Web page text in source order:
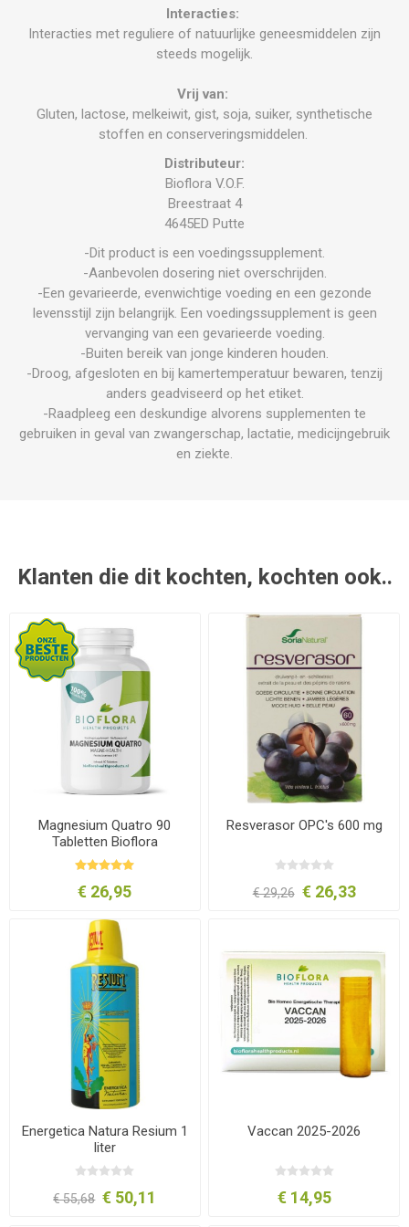
Interacties:
Interacties met reguliere of natuurlijke geneesmiddelen zijn
steeds mogelijk.
Vrij van:
Gluten, lactose, melkeiwit, gist, soja, suiker, synthetische
stoffen en conserveringsmiddelen.
Distributeur:
Bioflora V.O.F.
Breestraat 4
4645ED Putte
-Dit product is een voedingssupplement.
-Aanbevolen dosering niet overschrijden.
-Een gevarieerde, evenwichtige voeding en een gezonde
levensstijl zijn belangrijk. Een voedingssupplement is geen
vervanging van een gevarieerde voeding.
-Buiten bereik van jonge kinderen houden.
-Droog, afgesloten en bij kamertemperatuur bewaren, tenzij
anders geadviseerd op het etiket.
-Raadpleeg een deskundige alvorens supplementen te
gebruiken in geval van zwangerschap, lactatie, medicijngebruik
en ziekte.
Klanten die dit kochten, kochten ook..
Magnesium Quatro 90
Tabletten Bioflora
€ 26,95
Resverasor OPC's 600 mg
€ 29,26 € 26,33
Energetica Natura Resium 1
liter
€ 55,68 € 50,11
Vaccan 2025-2026
€ 14,95